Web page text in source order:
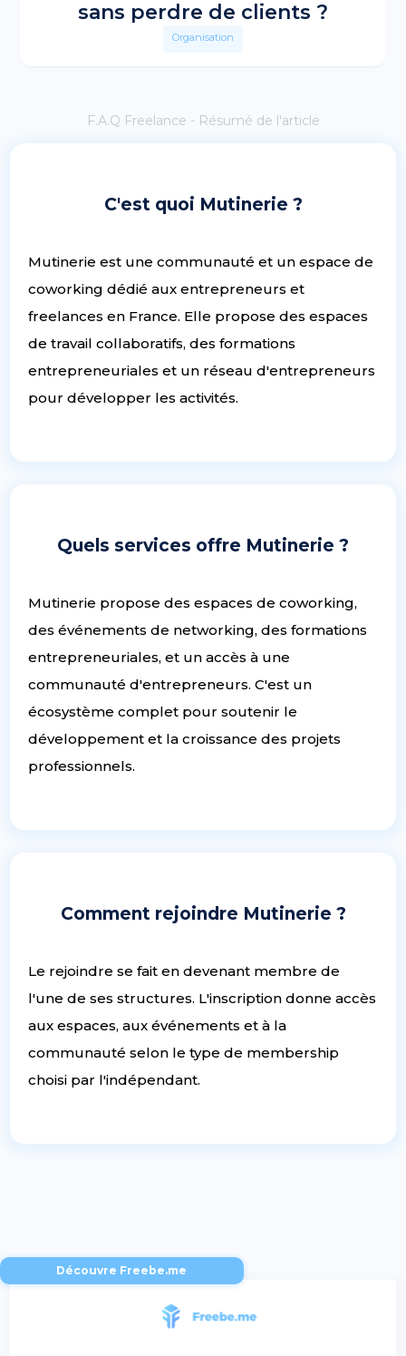
sans perdre de clients ?
Organisation
F.A.Q Freelance - Résumé de l'article
C'est quoi Mutinerie ?
Mutinerie est une communauté et un espace de
coworking dédié aux entrepreneurs et
freelances en France. Elle propose des espaces
de travail collaboratifs, des formations
entrepreneuriales et un réseau d'entrepreneurs
pour développer les activités.
Quels services offre Mutinerie ?
Mutinerie propose des espaces de coworking,
des événements de networking, des formations
entrepreneuriales, et un accès à une
communauté d'entrepreneurs. C'est un
écosystème complet pour soutenir le
développement et la croissance des projets
professionnels.
Comment rejoindre Mutinerie ?
Le rejoindre se fait en devenant membre de
l'une de ses structures. L'inscription donne accès
aux espaces, aux événements et à la
communauté selon le type de membership
choisi par l'indépendant.
Découvre Freebe.me